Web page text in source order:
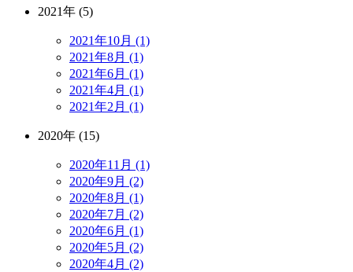
2021年 (5)
2021年10月 (1)
2021年8月 (1)
2021年6月 (1)
2021年4月 (1)
2021年2月 (1)
2020年 (15)
2020年11月 (1)
2020年9月 (2)
2020年8月 (1)
2020年7月 (2)
2020年6月 (1)
2020年5月 (2)
2020年4月 (2)